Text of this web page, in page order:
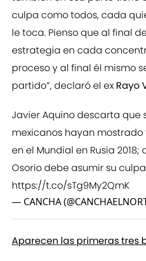
culpa como todos, cada
le toca. Pienso que al final
estrategia en cada
proceso y al final él mismo
partido”, declaró el ex Rayo
Javier Aquino descarta que
mexicanos hayan
en el Mundial en Rusia
Osorio debe asumir su
https://t.co/sTg9My2QmK
— CANCHA
Aparecen las primeras tres